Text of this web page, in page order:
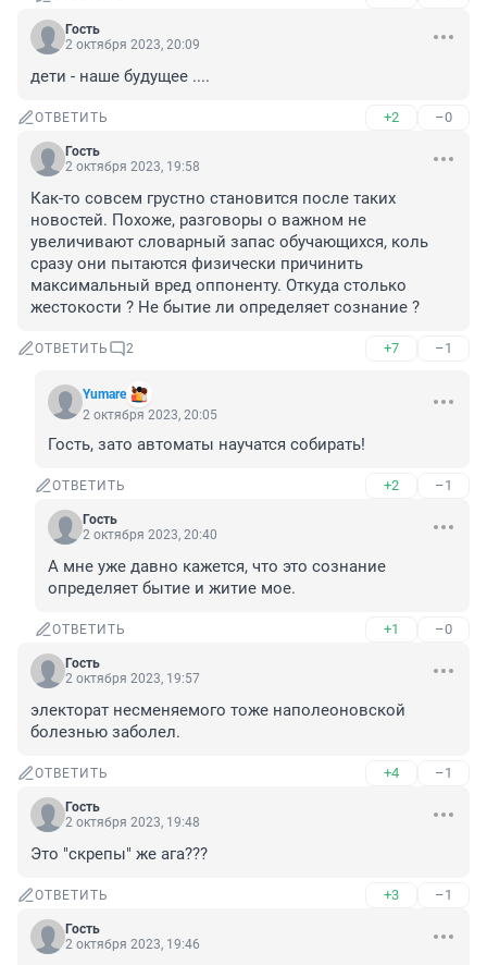
Гость
2 октября 2023, 20:09
дети - наше будущее ....
ОТВЕТИТЬ +2 –0
Гость
2 октября 2023, 19:58
Как-то совсем грустно становится после таких
новостей. Похоже, разговоры о важном не
увеличивают словарный запас обучающихся, коль
сразу они пытаются физически причинить
максимальный вред оппоненту. Откуда столько
жестокости ? Не бытие ли определяет сознание ?
ОТВЕТИТЬ 2 +7 –1
Yumare
2 октября 2023, 20:05
Гость, зато автоматы научатся собирать!
ОТВЕТИТЬ +2 –1
Гость
2 октября 2023, 20:40
А мне уже давно кажется, что это сознание
определяет бытие и житие мое.
ОТВЕТИТЬ +1 –0
Гость
2 октября 2023, 19:57
электорат несменяемого тоже наполеоновской
болезнью заболел.
ОТВЕТИТЬ +4 –1
Гость
2 октября 2023, 19:48
Это "скрепы" же ага???
ОТВЕТИТЬ +3 –1
Гость
2 октября 2023, 19:46